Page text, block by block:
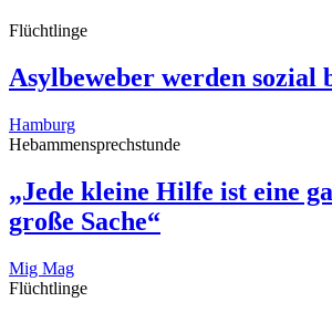
Flüchtlinge
Asylbeweber werden sozial
Hamburg
Hebammensprechstunde
„Jede kleine Hilfe ist eine
große Sache“
Mig Mag
Flüchtlinge